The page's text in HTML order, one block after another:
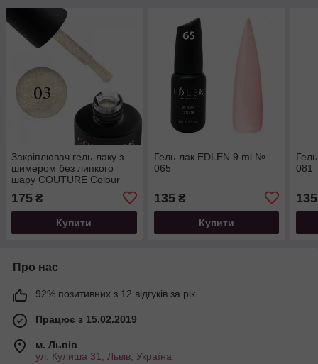
Закріплювач гель-лаку з
шимером без липкого
шару COUTURE Colour
175 ₴
Купити
Гель-лак EDLEN 9 ml №
065
135₴
Купити
081
135
Про нас
92% позитивних з 12 відгуків за рік
Працює з 15.02.2019
м. Львів
ул. Кулиша 31, Львів, Україна